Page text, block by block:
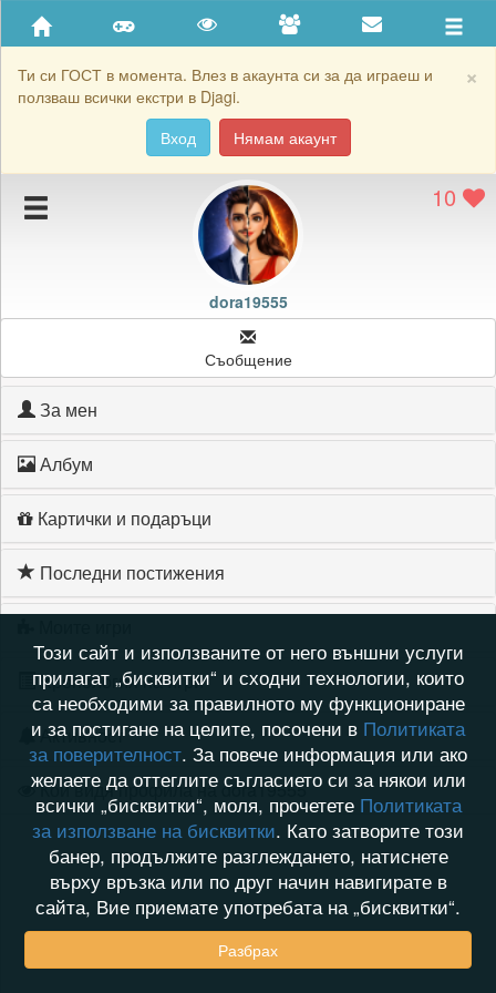
×
Ти си ГОСТ в момента. Влез в акаунта си за да играеш и
ползваш всички екстри в Djagi.
Вход
Нямам акаунт
Приятели
Хронология на игри
Подаръците на dora19555
Картичките на dora19555
10
dora19555
Съобщение
За мен
Албум
Картички и подаръци
Последни постижения
Хронология на игри
Активност
Кой видя профила на dora19555
Този сайт и използваните от него външни услуги
прилагат „бисквитки“ и сходни технологии, които
са необходими за правилното му функциониране
и за постигане на целите, посочени в Политиката
за поверителност. За повече информация или ако
желаете да оттеглите съгласието си за някои или
всички „бисквитки“, моля, прочетете Политиката
за използване на бисквитки. Като затворите този
банер, продължите разглеждането, натиснете
върху връзка или по друг начин навигирате в
сайта, Вие приемате употребата на „бисквитки“.
Разбрах